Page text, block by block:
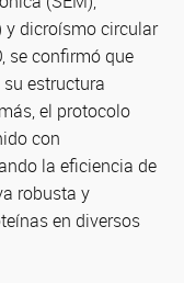
y dicroísmo circular
se confirmó que
estructura
el protocolo
con
la eficiencia de
robusta y
en diversos